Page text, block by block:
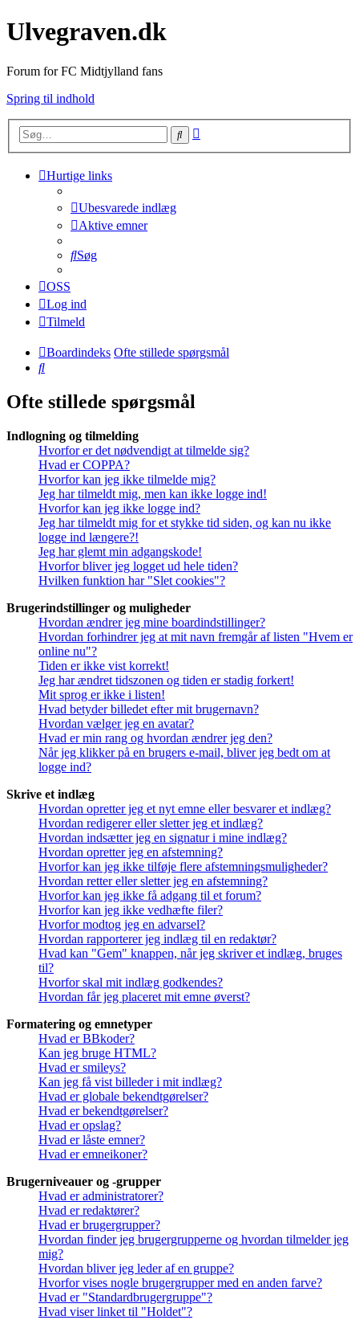
Ulvegraven.dk
Forum for FC Midtjylland fans
Spring til indhold
Søg
Hurtige links
Ubesvarede indlæg
Aktive emner
Søg
OSS
Log ind
Tilmeld
Boardindeks Ofte stillede spørgsmål
Søg
Ofte stillede spørgsmål
Indlogning og tilmelding
Hvorfor er det nødvendigt at tilmelde sig?
Hvad er COPPA?
Hvorfor kan jeg ikke tilmelde mig?
Jeg har tilmeldt mig, men kan ikke logge ind!
Hvorfor kan jeg ikke logge ind?
Jeg har tilmeldt mig for et stykke tid siden, og kan nu ikke
logge ind længere?!
Jeg har glemt min adgangskode!
Hvorfor bliver jeg logget ud hele tiden?
Hvilken funktion har "Slet cookies"?
Brugerindstillinger og muligheder
Hvordan ændrer jeg mine boardindstillinger?
Hvordan forhindrer jeg at mit navn fremgår af listen "Hvem er
online nu"?
Tiden er ikke vist korrekt!
Jeg har ændret tidszonen og tiden er stadig forkert!
Mit sprog er ikke i listen!
Hvad betyder billedet efter mit brugernavn?
Hvordan vælger jeg en avatar?
Hvad er min rang og hvordan ændrer jeg den?
Når jeg klikker på en brugers e-mail, bliver jeg bedt om at
logge ind?
Skrive et indlæg
Hvordan opretter jeg et nyt emne eller besvarer et indlæg?
Hvordan redigerer eller sletter jeg et indlæg?
Hvordan indsætter jeg en signatur i mine indlæg?
Hvordan opretter jeg en afstemning?
Hvorfor kan jeg ikke tilføje flere afstemningsmuligheder?
Hvordan retter eller sletter jeg en afstemning?
Hvorfor kan jeg ikke få adgang til et forum?
Hvorfor kan jeg ikke vedhæfte filer?
Hvorfor modtog jeg en advarsel?
Hvordan rapporterer jeg indlæg til en redaktør?
Hvad kan "Gem" knappen, når jeg skriver et indlæg, bruges
til?
Hvorfor skal mit indlæg godkendes?
Hvordan får jeg placeret mit emne øverst?
Formatering og emnetyper
Hvad er BBkoder?
Kan jeg bruge HTML?
Hvad er smileys?
Kan jeg få vist billeder i mit indlæg?
Hvad er globale bekendtgørelser?
Hvad er bekendtgørelser?
Hvad er opslag?
Hvad er låste emner?
Hvad er emneikoner?
Brugerniveauer og -grupper
Hvad er administratorer?
Hvad er redaktører?
Hvad er brugergrupper?
Hvordan finder jeg brugergrupperne og hvordan tilmelder jeg
mig?
Hvordan bliver jeg leder af en gruppe?
Hvorfor vises nogle brugergrupper med en anden farve?
Hvad er "Standardbrugergruppe"?
Hvad viser linket til "Holdet"?